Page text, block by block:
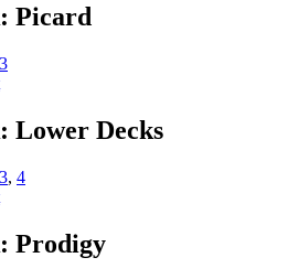
Picard
3
Lower Decks
3, 4
Prodigy